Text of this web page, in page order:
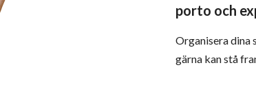
porto och
Organisera dina
gärna kan stå